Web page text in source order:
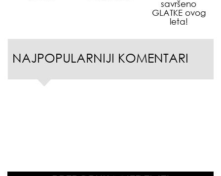
savršeno
GLATKE ovog
leta!
NAJPOPULARNIJI KOMENTARI